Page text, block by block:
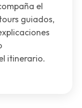
el
guiados,
itinerario.